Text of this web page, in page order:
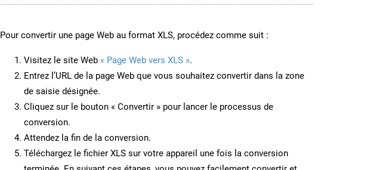
Pour convertir une page Web au format XLS, procédez comme suit :
Visitez le site Web « Page Web vers XLS ».
Entrez l’URL de la page Web que vous souhaitez convertir dans la zone
de saisie désignée.
Cliquez sur le bouton « Convertir » pour lancer le processus de
conversion.
Attendez la fin de la conversion.
Téléchargez le fichier XLS sur votre appareil une fois la conversion